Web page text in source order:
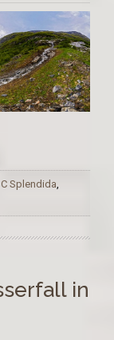
Splendida,
in